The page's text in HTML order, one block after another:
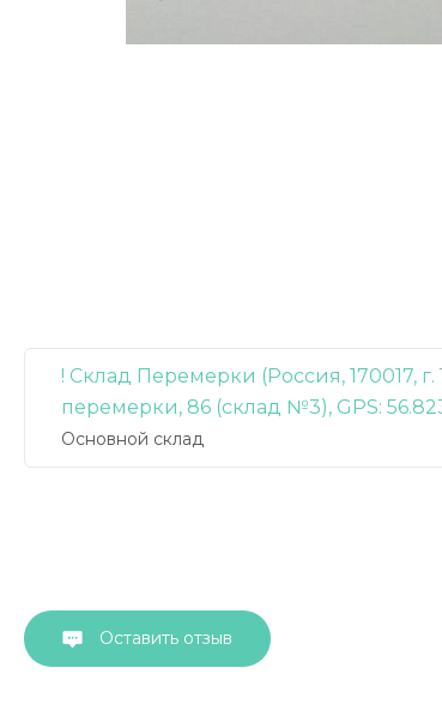
! Склад Перемерки (Россия, 170017,
перемерки, 86 (склад №3), GPS:
Основной склад
Оставить отзыв